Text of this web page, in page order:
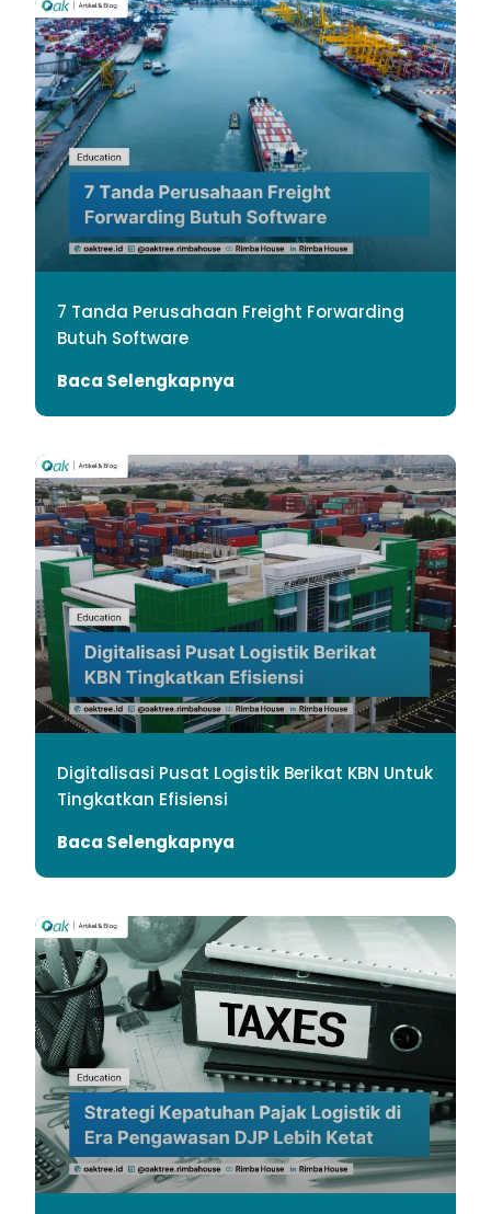
7 Tanda Perusahaan Freight Forwarding
Butuh Software
Baca Selengkapnya
Digitalisasi Pusat Logistik Berikat KBN Untuk
Tingkatkan Efisiensi
Baca Selengkapnya